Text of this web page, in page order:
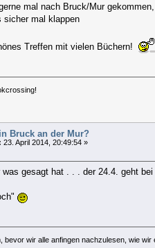
mal nach Bruck/Mur
sicher mal klappen
Treffen mit vielen Büchern!
Bruck an der Mur?
23. April 2014, 20:49:54 »
was gesagt hat . . . der 24.4. geht
bevor wir alle anfingen nachzulesen, wie wir